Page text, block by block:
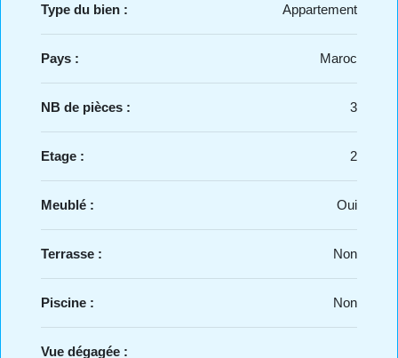
Type du bien : Appartement
Pays : Maroc
NB de pièces : 3
Etage : 2
Meublé : Oui
Terrasse : Non
Piscine : Non
Vue dégagée :